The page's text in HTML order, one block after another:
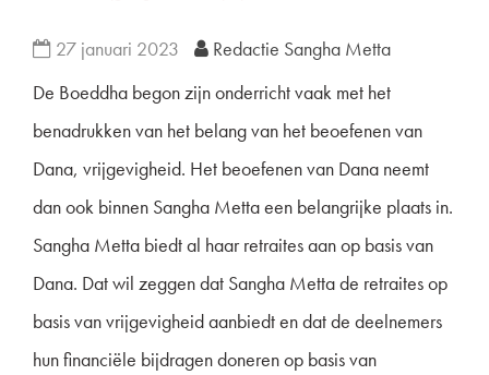
27 januari 2023
Redactie Sangha Metta
De Boeddha begon zijn onderricht vaak met het
benadrukken van het belang van het beoefenen van
Dana, vrijgevigheid. Het beoefenen van Dana neemt
dan ook binnen Sangha Metta een belangrijke plaats in.
Sangha Metta biedt al haar retraites aan op basis van
Dana. Dat wil zeggen dat Sangha Metta de retraites op
basis van vrijgevigheid aanbiedt en dat de deelnemers
hun financiële bijdragen doneren op basis van